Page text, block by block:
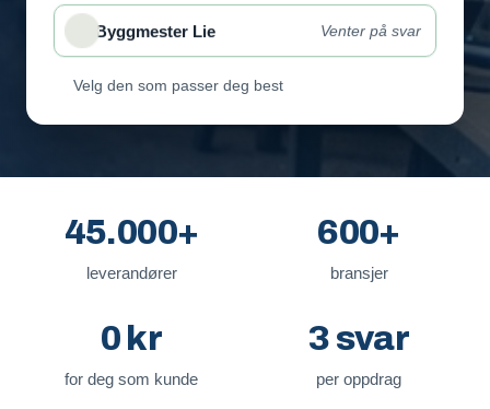
Byggmester Lie Venter på svar
Velg den som passer deg best
45.000+
leverandører
600+
bransjer
0 kr
for deg som kunde
3 svar
per oppdrag